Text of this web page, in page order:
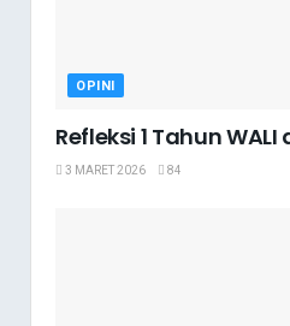
OPINI
Refleksi 1 Tahun
3 MARET 2026 84